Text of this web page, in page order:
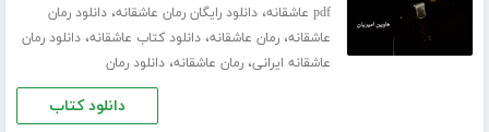
pdf عاشقانه ،دانلود رایگان رمان عاشقانه،دانلود رمان
عاشقانه،رمان عاشقانه،دانلود کتاب عاشقانه،دانلود رمان
عاشقانه ایرانی،رمان عاشقانه،دانلود رمان
دانلود کتاب